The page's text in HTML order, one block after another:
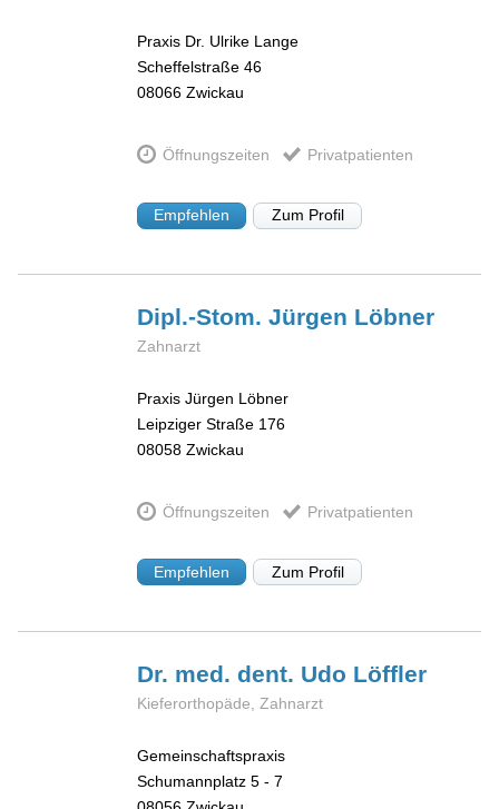
Praxis Dr. Ulrike Lange
Scheffelstraße 46
08066 Zwickau
Öffnungszeiten Privatpatienten
Empfehlen Zum Profil
Dipl.-Stom. Jürgen Löbner
Zahnarzt
Praxis Jürgen Löbner
Leipziger Straße 176
08058 Zwickau
Öffnungszeiten Privatpatienten
Empfehlen Zum Profil
Dr. med. dent. Udo Löffler
Kieferorthopäde, Zahnarzt
Gemeinschaftspraxis
Schumannplatz 5 - 7